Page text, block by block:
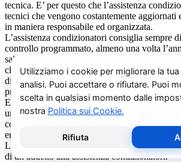
tecnica. E’ per questo che l’assistenza
tecnici che vengono costantemente aggiornati
in maniera responsabile ed organizzata.
L’assistenza condizionatori consiglia sempre
controllo programmato, almeno una volta
salute della propria salute. Effettuare il
climatizzatori con modalità periodica, oltre ad
di acari, polveri, pollini e muffe (spesso causa
previene il prolificarsi del batterio del virus
E’ sempre possibile richiedere al centro di
una consulenza gratuita per un montaggio di
condizionatore o sulle ultime normative in
energetico.
La salute e il benessere sono quindi essere
di un addetto alla assistenza condizionatori.